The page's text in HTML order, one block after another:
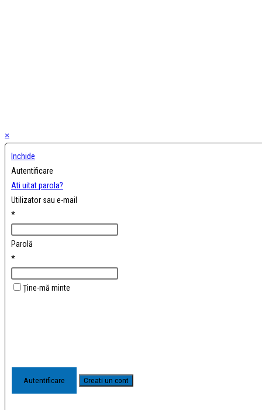
×
Inchide
Autentificare
Ati uitat parola?
Utilizator sau e-mail
*
Parolă
*
Ține-mă minte